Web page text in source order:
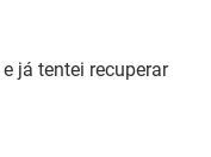
já tentei recuperar